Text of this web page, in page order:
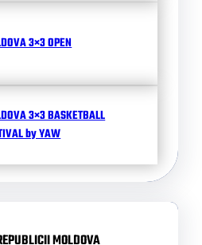
3×3 OPEN
3×3 BASKETBALL
by YAW
MOLDOVA